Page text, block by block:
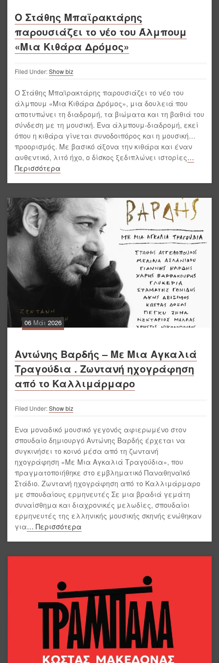
Ο Στάθης Μπαϊρακτάρης
παρουσιάζει το νέο του Άλμπουμ
«Μια Κιθάρα Δρόμος»
Filed Under:Show biz
Ο Στάθης Μπαϊρακτάρης παρουσιάζει το νέο του
άλμπουμ «Μια Κιθάρα Δρόμος», μια δουλειά που
αποτυπώνει τη διαδρομή, τα βιώματα και τη βαθιά του
σύνδεση με τη μουσική. Ένα άλμπουμ-διαδρομή, εκεί
όπου η κιθάρα γίνεται συνοδοιπόρος και η μουσική…
προορισμός. Με βασικό άξονα την κιθάρα και έναν
αυθεντικό, λιτό ήχο, ο δίσκος ξεδιπλώνει ιστορίες…
Περισσότερα
06 Μάι 2026
Αντώνης Βαρδής – Με Μια Αγκαλιά
Τραγούδια . Ζωντανή ηχογράφηση
από το Καλλιμάρμαρο
Filed Under:Show biz
Ένα μοναδικό μουσικό γεγονός αφιερωμένο στον
σπουδαίο δημιουργό Αντώνης Βαρδής έρχεται να
συγκινήσει το κοινό μέσα από τη ζωντανή
ηχογράφηση «Με Μια Αγκαλιά Τραγούδια», που
πραγματοποιήθηκε στο εμβληματικό Παναθηναϊκό
Στάδιο. Ζωντανή ηχογράφηση από το Καλλιμάρμαρο
με σπουδαίους ερμηνευτές Σε μια βραδιά γεμάτη
συναίσθημα και διαχρονικές μελωδίες, σπουδαίοι
ερμηνευτές της ελληνικής μουσικής σκηνής ενώθηκαν
για… Περισσότερα